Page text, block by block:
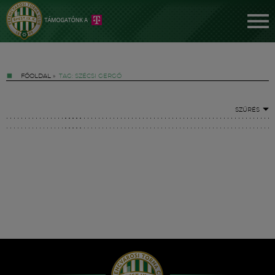
FŐOLDAL » TAG: SZÉCSI GERGŐ
SZŰRÉS
Hírek